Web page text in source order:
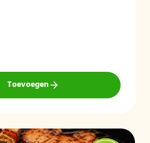
Toevoegen